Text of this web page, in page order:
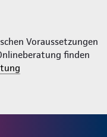
Voraussetzungen
finden